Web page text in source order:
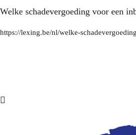
Welke schadevergoeding voor een
https://lexing.be/nl/welke-